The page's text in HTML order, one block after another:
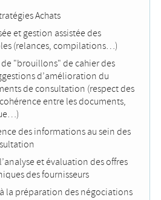
Achats
et gestion assistée des
(relances, compilations…)
"brouillons" de cahier des
d’amélioration du
de consultation (respect des
entre les documents,
des informations au sein des
et évaluation des offres
des fournisseurs
la préparation des négociations